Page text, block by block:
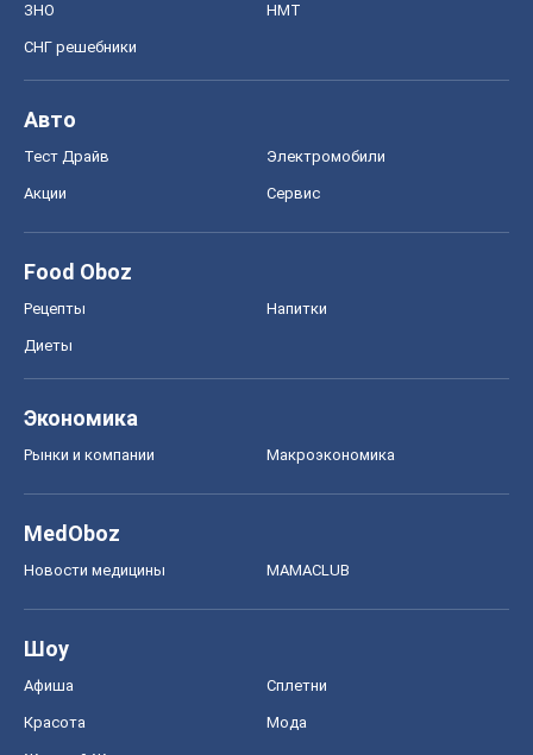
ЗНО НМТ
СНГ решебники
Авто
Тест Драйв Электромобили
Акции Сервис
Food Oboz
Рецепты Напитки
Диеты
Экономика
Рынки и компании Mакроэкономика
MedOboz
Новости медицины MAMACLUB
Шоу
Афиша Сплетни
Красота Мода